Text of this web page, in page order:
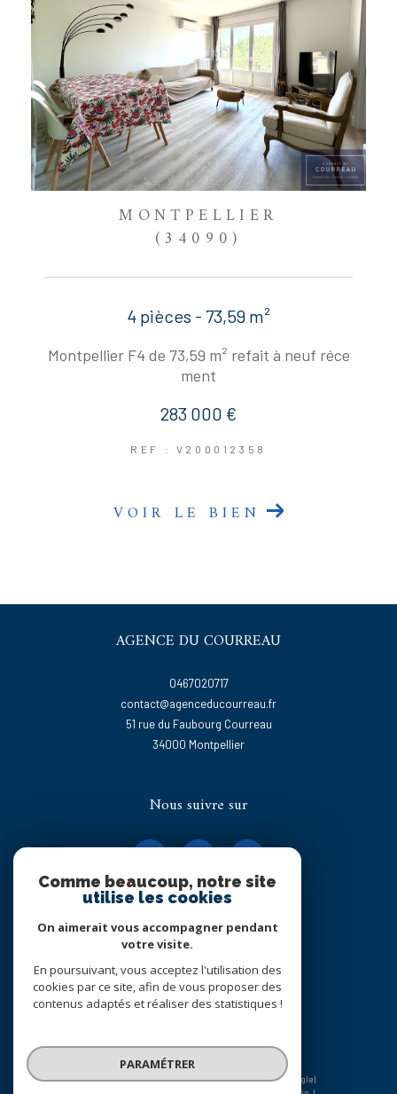
MONTPELLIER
(34090)
4 pièces - 73,59 m²
Montpellier F4 de 73,59 m² refait à neuf réce
ment
283 000 €
REF : V200012358
VOIR LE BIEN
AGENCE DU COURREAU
0467020717
contact@agenceducourreau.fr
51 rue du Faubourg Courreau
34000
montpellier
Nous suivre sur
Adhérents
© 2026 | Tous droits réservés | Traduction powered by Google |
Comme beaucoup, notre site
utilise les cookies
On aimerait vous accompagner pendant
votre visite.
En poursuivant, vous acceptez l'utilisation des
cookies par ce site, afin de vous proposer des
contenus adaptés et réaliser des statistiques !
PARAMÉTRER